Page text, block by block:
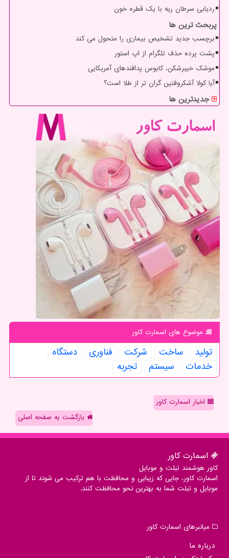
ردیابی سرطان ریه با یک قطره خون
پربحث ترین ها
برچسب جدید تشخیص بیماری را متحول می کند
پشت پرده حذف تلگرام از اپ استور
موشک خیبرشکن، کابوس پدافندهای آمریکایی
آیا کولا آشکروفتین گران تر از طلا است؟
جدیدترین ها
موضوع های اسمارت كاور
تولید ساخت شركت فناوری
دستگاه
خدمات
سیستم تجربه
اخبار اسمارت کاور
بازگشت به صفحه اصلی
اسمارت كاور
کاور هوشمند تبلت و موبایل
اسمارت کاور، جایی که زیبایی و محافظت با هم ترکیب می شوند تا از
موبایل و تبلت شما به بهترین نحو محافظت کنند.
میانبرهای اسمارت كاور
درباره ما